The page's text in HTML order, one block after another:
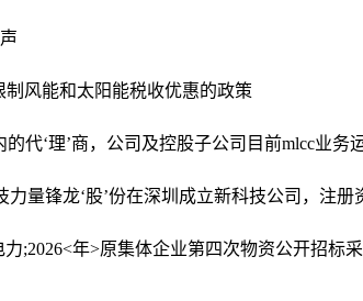
制风能和太阳能税收优惠的政策
代‘理’商，公司及控股子公司目前mlcc业务
力量锋龙‘股’份在深圳成立新科技公司，注册
;2026<年>原集体企业第四次物资公开招标